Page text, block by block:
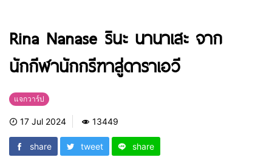
Rina Nanase รินะ นานาเสะ จาก
นักกีฬานักกรีฑาสู่ดาราเอวี
แจกวาร์ป
17 Jul 2024 13449
share tweet share